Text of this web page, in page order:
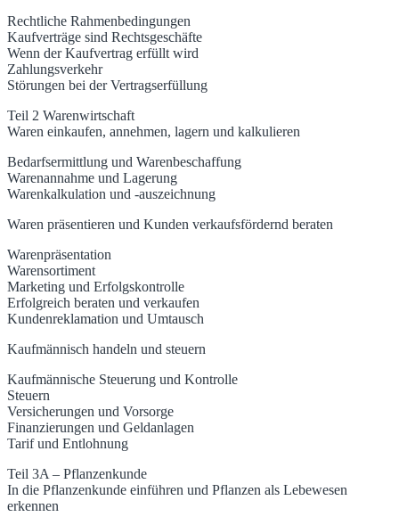
Rechtliche Rahmenbedingungen
Kaufverträge sind Rechtsgeschäfte
Wenn der Kaufvertrag erfüllt wird
Zahlungsverkehr
Störungen bei der Vertragserfüllung
Teil 2 Warenwirtschaft
Waren einkaufen, annehmen, lagern und kalkulieren
Bedarfsermittlung und Warenbeschaffung
Warenannahme und Lagerung
Warenkalkulation und -auszeichnung
Waren präsentieren und Kunden verkaufsfördernd beraten
Warenpräsentation
Warensortiment
Marketing und Erfolgskontrolle
Erfolgreich beraten und verkaufen
Kundenreklamation und Umtausch
Kaufmännisch handeln und steuern
Kaufmännische Steuerung und Kontrolle
Steuern
Versicherungen und Vorsorge
Finanzierungen und Geldanlagen
Tarif und Entlohnung
Teil 3A – Pflanzenkunde
In die Pflanzenkunde einführen und Pflanzen als Lebewesen
erkennen